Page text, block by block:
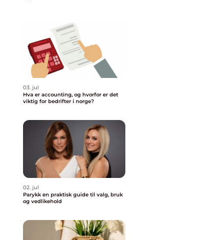
03. jul
Hva er accounting, og hvorfor er det
viktig for bedrifter i norge?
02. jul
Parykk en praktisk guide til valg, bruk
og vedlikehold